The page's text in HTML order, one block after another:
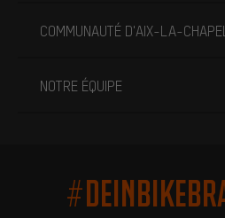
COMMUNAUTÉ D'AIX-LA-
NOTRE ÉQUIPE